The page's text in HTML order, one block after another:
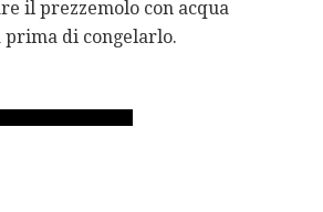
il prezzemolo con acqua
prima di congelarlo.